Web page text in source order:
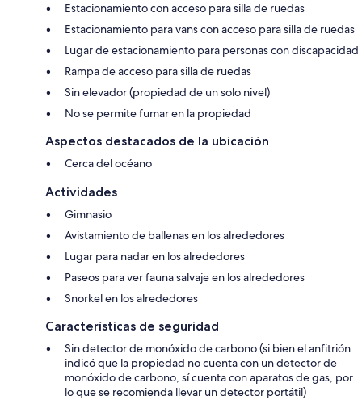
Estacionamiento con acceso para silla de ruedas
Estacionamiento para vans con acceso para silla de ruedas
Lugar de estacionamiento para personas con discapacidad
Rampa de acceso para silla de ruedas
Sin elevador (propiedad de un solo nivel)
No se permite fumar en la propiedad
Aspectos destacados de la ubicación
Cerca del océano
Actividades
Gimnasio
Avistamiento de ballenas en los alrededores
Lugar para nadar en los alrededores
Paseos para ver fauna salvaje en los alrededores
Snorkel en los alrededores
Características de seguridad
Sin detector de monóxido de carbono (si bien el anfitrión
indicó que la propiedad no cuenta con un detector de
monóxido de carbono, sí cuenta con aparatos de gas, por
lo que se recomienda llevar un detector portátil)